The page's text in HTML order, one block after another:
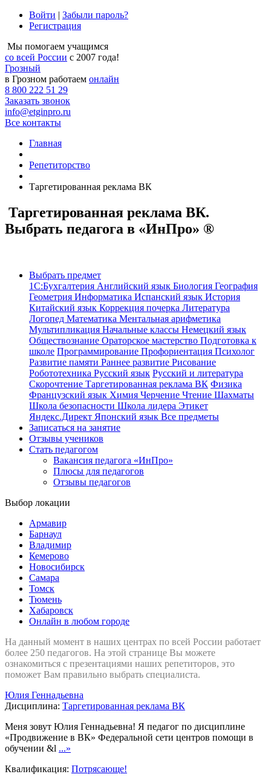
Войти | Забыли пароль?
Регистрация
Мы помогаем учащимся
со всей России с 2007 года!
Грозный
в Грозном работаем онлайн
8 800 222 51 29
Заказать звонок
info@etginpro.ru
Все контакты
Главная
Репетиторство
Таргетированная реклама ВК
Таргетированная реклама ВК.
Выбрать педагога в «ИнПро» ®
Выбрать предмет
1С:Бухгалтерия Английский язык Биология География
Геометрия Информатика Испанский язык История
Китайский язык Коррекция почерка Литература
Логопед Математика Ментальная арифметика
Мультипликация Начальные классы Немецкий язык
Обществознание Ораторское мастерство Подготовка к
школе Программирование Профориентация Психолог
Развитие памяти Раннее развитие Рисование
Робототехника Русский язык Русский и литература
Скорочтение Таргетированная реклама ВК Физика
Французский язык Химия Черчение Чтение Шахматы
Школа безопасности Школа лидера Этикет
Яндекс.Директ Японский язык Все предметы
Записаться на занятие
Отзывы учеников
Стать педагогом
Вакансия педагога «ИнПро»
Плюсы для педагогов
Отзывы педагогов
Выбор локации
Армавир
Барнаул
Владимир
Кемерово
Новосибирск
Самара
Томск
Тюмень
Хабаровск
Онлайн в любом городе
На данный момент в наших центрах по всей России работает
более 250 педагогов. На этой странице Вы можете
ознакомиться с презентациями наших репетиторов, это
поможет Вам правильно выбрать специалиста.
Юлия Геннадьевна
Дисциплина: Таргетированная реклама ВК
Меня зовут Юлия Геннадьевна! Я педагог по дисциплине
«Продвижение в ВК» Федеральной сети центров помощи в
обучении &l ...»
Квалификация: Потрясающе!